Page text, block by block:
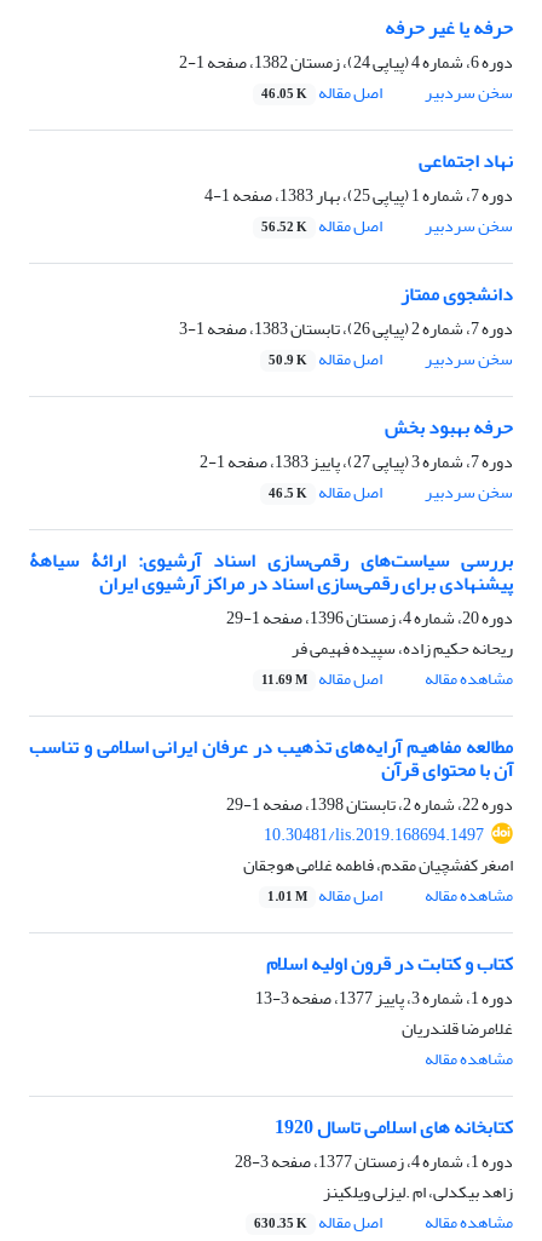
حرفه یا غیر حرفه
دوره 6، شماره 4 (پیاپی 24)، زمستان 1382، صفحه
1-2
سخن سردبیر
اصل مقاله 46.05 K
نهاد اجتماعی
دوره 7، شماره 1 (پیاپی 25)، بهار 1383، صفحه
1-4
سخن سردبیر
اصل مقاله 56.52 K
دانشجوی ممتاز
دوره 7، شماره 2 (پیاپی 26)، تابستان 1383، صفحه
1-3
سخن سردبیر
اصل مقاله 50.9 K
حرفه بهبود بخش
دوره 7، شماره 3 (پیاپی 27)، پاییز 1383، صفحه
1-2
سخن سردبیر
اصل مقاله 46.5 K
بررسی سیاست‌های رقمی‌سازی اسناد آرشیوی: ارائۀ سیاهۀ
پیشنهادی برای رقمی‌سازی اسناد در مراکز آرشیوی ایران
دوره 20، شماره 4، زمستان 1396، صفحه
1-29
ریحانه حکیم زاده، سپیده فهیمی فر
مشاهده مقاله
اصل مقاله 11.69 M
مطالعه مفاهیم آرایه‌های تذهیب در عرفان ایرانی اسلامی و تناسب
آن با محتوای قرآن
دوره 22، شماره 2، تابستان 1398، صفحه
1-29
10.30481/lis.2019.168694.1497
اصغر کفشچیان مقدم، فاطمه غلامی هوجقان
مشاهده مقاله
اصل مقاله 1.01 M
کتاب و کتابت در قرون اولیه اسلام
دوره 1، شماره 3، پاییز 1377، صفحه
3-13
غلامرضا قلندریان
مشاهده مقاله
کتابخانه های اسلامی تاسال 1920
دوره 1، شماره 4، زمستان 1377، صفحه
3-28
زاهد بیکدلی، ام .لیزلی ویلکینز
مشاهده مقاله
اصل مقاله 630.35 K